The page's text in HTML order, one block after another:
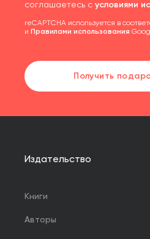
соглашаетесь с условиями
reCAPTCHA используется в
и Правилами использования
Получить
Издательство
Книги
Авторы